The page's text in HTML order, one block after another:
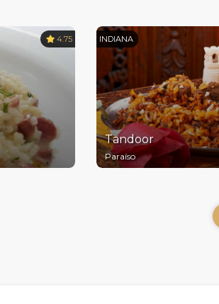
4.75 INDIANA
Tandoor
Paraíso